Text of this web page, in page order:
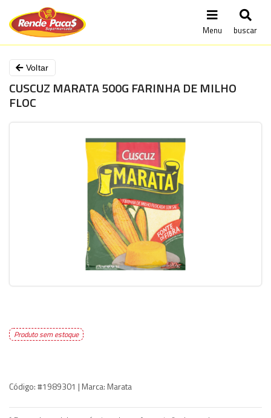
Menu buscar
Voltar
CUSCUZ MARATA 500G FARINHA DE MILHO
FLOC
Produto sem estoque
Código:#1989301 | Marca: Marata